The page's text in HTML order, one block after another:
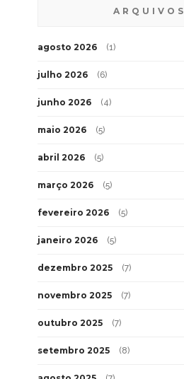
ARQUIVOS
agosto 2026 (1)
julho 2026 (6)
junho 2026 (4)
maio 2026 (5)
abril 2026 (5)
março 2026 (5)
fevereiro 2026 (5)
janeiro 2026 (5)
dezembro 2025 (7)
novembro 2025 (7)
outubro 2025 (7)
setembro 2025 (8)